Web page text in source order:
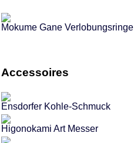
Mokume Gane Verlobungsringe
Accessoires
Ensdorfer Kohle-Schmuck
Higonokami Art Messer